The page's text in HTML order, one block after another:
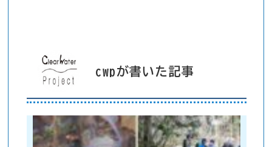
cwpが書いた記事